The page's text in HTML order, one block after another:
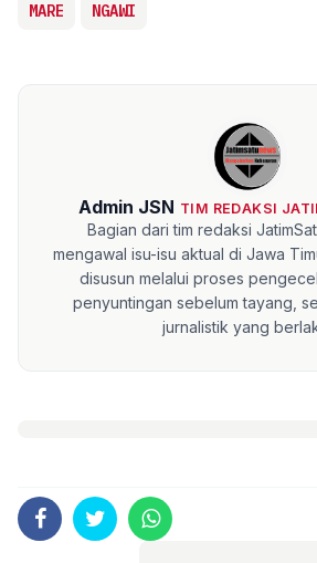
MARE NGAWI
Admin JSN TIM REDAKSI
Bagian dari tim redaksi
mengawal isu-isu aktual di Jawa
disusun melalui proses
penyuntingan sebelum tayang,
jurnalistik yang